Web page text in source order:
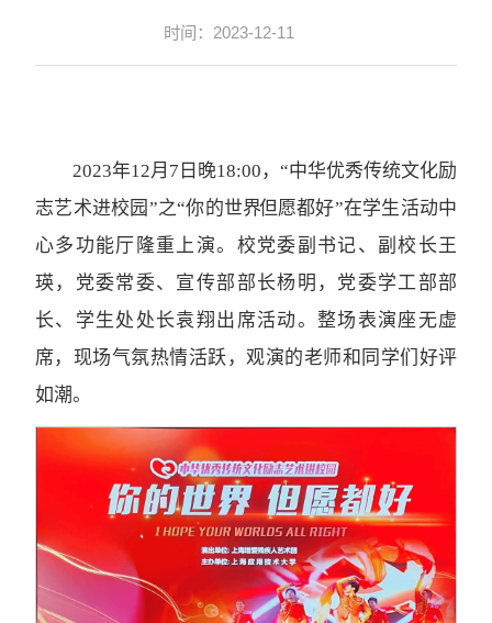
时间：2023-12-11
2023年12月7日晚18:00，“中华优秀传统文化励
志艺术进校园”之“你的世界 但愿都好”在学生活动中
心多功能厅隆重上演。校党委副书记、副校长王
瑛，党委常委、宣传部部长杨明，党委学工部部
长、学生处处长袁翔出席活动。整场表演座无虚
席，现场气氛热情活跃，观演的老师和同学们好评
如潮。